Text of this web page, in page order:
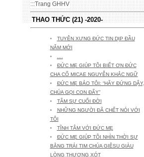
:::Trang GHHV
THAO THỨC (21) -2020-
TUYÊN XƯNG ĐỨC TIN DỊP ĐẦU
NĂM MỚI
ĐỨC MẸ GIÚP TÔI BIẾT ƠN ĐỨC
CHA CỐ MICAE NGUYỄN KHẮC NGỮ
ĐỨC MẸ BẢO TÔI: “HÃY ĐỨNG DẬY,
CHÚA GỌI CON ĐẤY”
TÂM SỰ CUỐI ĐỜI
NHỮNG NGƯỜI ĐÃ CHẾT NÓI VỚI
TÔI
TĨNH TÂM VỚI ĐỨC MẸ
ĐỨC MẸ GIÚP TÔI NHÌN THỜI SỰ
BẰNG TRÁI TIM CHÚA GIÊSU GIÀU
LÒNG THƯƠNG XÓT